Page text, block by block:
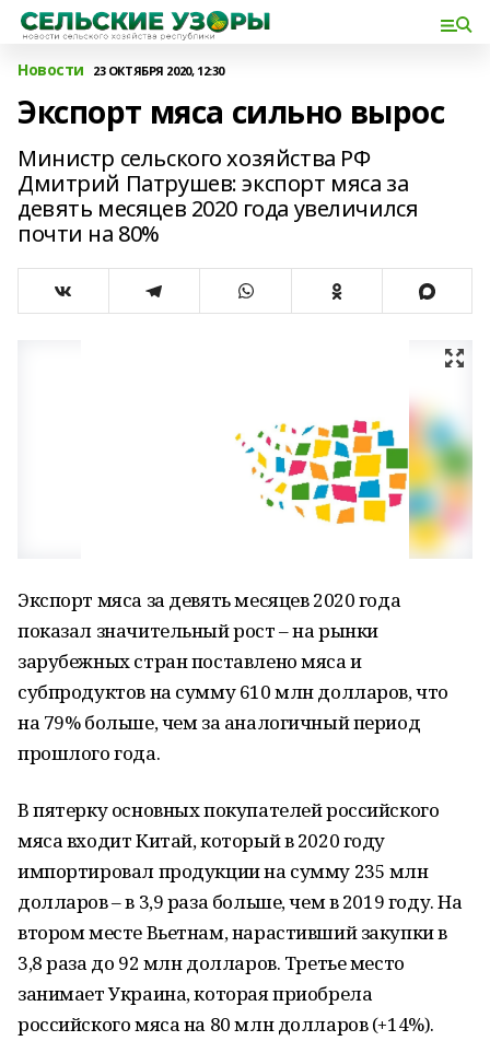
Новости 23 ОКТЯБРЯ 2020, 12:30
Экспорт мяса сильно вырос
Министр сельского хозяйства РФ
Дмитрий Патрушев: экспорт мяса за
девять месяцев 2020 года увеличился
почти на 80%
Экспорт мяса за девять месяцев 2020 года
показал значительный рост – на рынки
зарубежных стран поставлено мяса и
субпродуктов на сумму 610 млн долларов, что
на 79% больше, чем за аналогичный период
прошлого года.
В пятерку основных покупателей российского
мяса входит Китай, который в 2020 году
импортировал продукции на сумму 235 млн
долларов – в 3,9 раза больше, чем в 2019 году. На
втором месте Вьетнам, нарастивший закупки в
3,8 раза до 92 млн долларов. Третье место
занимает Украина, которая приобрела
российского мяса на 80 млн долларов (+14%).